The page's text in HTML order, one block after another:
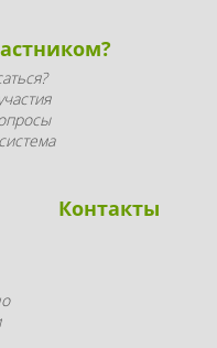
Контакты